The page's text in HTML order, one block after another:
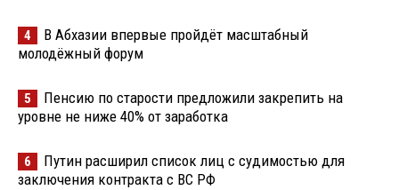
4
В Абхазии впервые пройдёт масштабный
молодёжный форум
5
Пенсию по старости предложили закрепить на
уровне не ниже 40% от заработка
6
Путин расширил список лиц с судимостью для
заключения контракта с ВС РФ